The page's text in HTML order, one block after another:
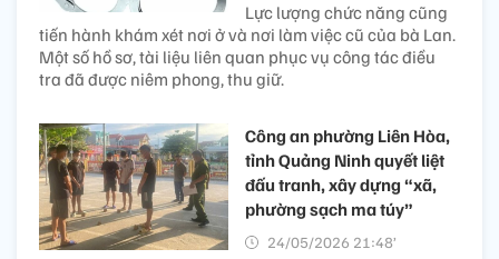
Lực lượng chức năng cũng
tiến hành khám xét nơi ở và nơi làm việc cũ của bà Lan.
Một số hồ sơ, tài liệu liên quan phục vụ công tác điều
tra đã được niêm phong, thu giữ.
Công an phường Liên Hòa,
tỉnh Quảng Ninh quyết liệt
đấu tranh, xây dựng “xã,
phường sạch ma túy”
24/05/2026 21:48’